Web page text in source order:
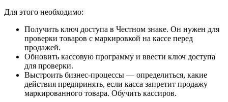
Для этого необходимо:
Получить ключ доступа в Честном знаке. Он нужен для
проверки товаров с маркировкой на кассе перед
продажей.
Обновить кассовую программу и ввести ключ доступа
для проверки.
Выстроить бизнес-процессы — определиться, какие
действия предпринять, если касса запретит продажу
маркированного товара. Обучить кассиров.